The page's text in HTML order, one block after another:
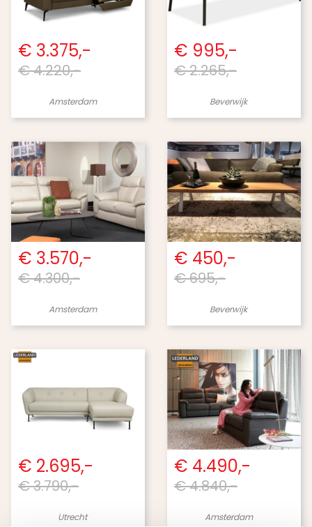
€ 3.375,-
€ 4.220,-
Amsterdam
€ 995,-
€ 2.265,-
Beverwijk
€ 3.570,-
€ 4.300,-
Amsterdam
€ 450,-
€ 695,-
Beverwijk
€ 2.695,-
€ 3.790,-
Utrecht
€ 4.490,-
€ 4.840,-
Amsterdam